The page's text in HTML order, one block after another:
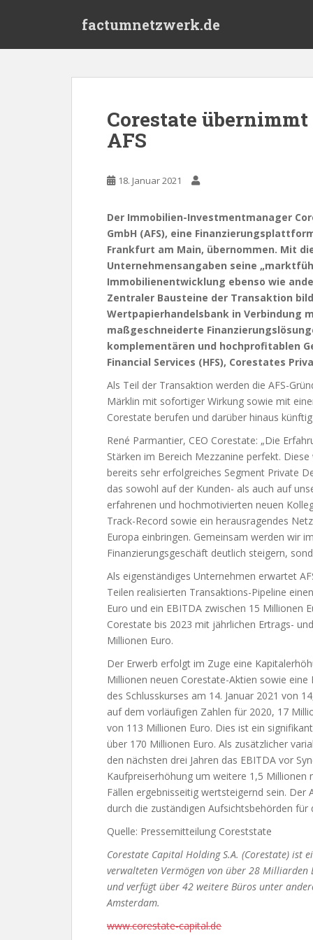
factumnetzwerk.de
Corestate
AFS
18. Januar 2021
Der Immobilien-Investmentmanager
GmbH (AFS), eine
Frankfurt am Main, übernommen. Mit
Unternehmensangaben seine
Immobilienentwicklung ebenso wie
Zentraler Bausteine der Transaktion
Wertpapierhandelsbank in Verbindung
maßgeschneiderte
komplementären und hochprofitablen
Financial Services (HFS), Corestates
Als Teil der Transaktion werden die AFS-
Märklin mit sofortiger Wirkung sowie mit
Corestate berufen und darüber hinaus
René Parmantier, CEO Corestate: „Die
Stärken im Bereich Mezzanine perfekt.
bereits sehr erfolgreiches Segment Private
das sowohl auf der Kunden- als auch auf
erfahrenen und hochmotivierten neuen
Track-Record sowie ein herausragendes
Europa einbringen. Gemeinsam werden wir
Finanzierungsgeschäft deutlich steigern,
Als eigenständiges Unternehmen erwartet
Teilen realisierten Transaktions-Pipeline
Euro und ein EBITDA zwischen 15 Millionen
Corestate bis 2023 mit jährlichen Ertrags-
Millionen Euro.
Der Erwerb erfolgt im Zuge eine
Millionen neuen Corestate-Aktien sowie
des Schlusskurses am 14. Januar 2021 von
auf dem vorläufigen Zahlen für 2020, 17
von 113 Millionen Euro. Dies ist ein
über 170 Millionen Euro. Als zusätzlicher
den nächsten drei Jahren das EBITDA vor
Kaufpreiserhöhung um weitere 1,5 Millionen
Fällen ergebnisseitig wertsteigernd sein.
durch die zuständigen Aufsichtsbehörden
Quelle: Pressemitteilung Coreststate
Corestate Capital Holding S.A. (Corestate) ist
verwalteten Vermögen von über 28
und verfügt über 42 weitere Büros unter
Amsterdam.
www.corestate-capital.de